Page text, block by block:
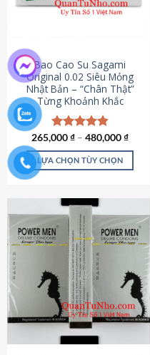
Bao Cao Su Sagami
Original 0.02 Siêu Mỏng
Nhật Bản – “Chân Thật”
Từng Khoảnh Khắc
Được xếp
hạng4.87
5 sao
265,000₫ – 480,000₫
LỰA CHỌN TÙY CHỌN
này
có
nhiều
biến
thể.
Các
tùy
chọn
có